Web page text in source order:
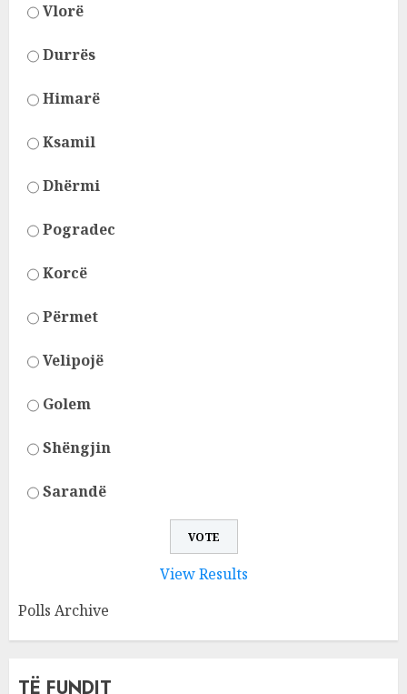
Vlorë
Durrës
Himarë
Ksamil
Dhërmi
Pogradec
Korcë
Përmet
Velipojë
Golem
Shëngjin
Sarandë
View Results
Polls Archive
TË FUNDIT